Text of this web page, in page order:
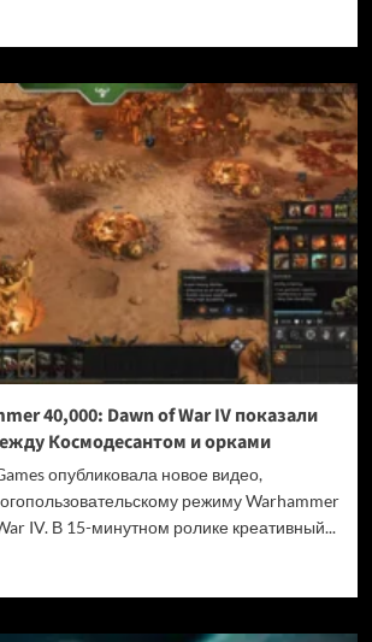
40,000: Dawn of War IV показали
Космодесантом и орками
опубликовала новое видео,
режиму Warhammer
IV. В 15-минутном ролике креативный...